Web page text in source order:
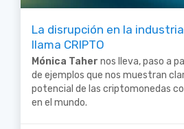
La disrupción en la
llama CRIPTO
Mónica Taher nos lleva, paso a
de ejemplos que nos muestran
potencial de las criptomonedas
en el mundo.